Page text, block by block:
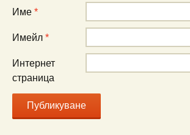
Име *
Имейл *
Интернет
страница